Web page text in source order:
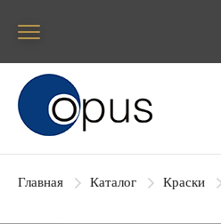
Блок поиска
Главная Каталог Краски